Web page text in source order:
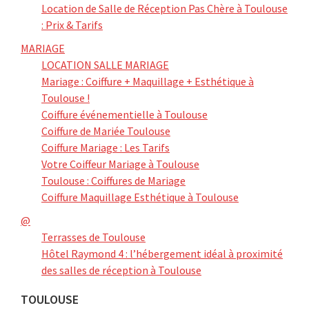
Location de Salle de Réception Pas Chère à Toulouse
: Prix & Tarifs
MARIAGE
LOCATION SALLE MARIAGE
Mariage : Coiffure + Maquillage + Esthétique à
Toulouse !
Coiffure événementielle à Toulouse
Coiffure de Mariée Toulouse
Coiffure Mariage : Les Tarifs
Votre Coiffeur Mariage à Toulouse
Toulouse : Coiffures de Mariage
Coiffure Maquillage Esthétique à Toulouse
@
Terrasses de Toulouse
Hôtel Raymond 4 : l’hébergement idéal à proximité
des salles de réception à Toulouse
TOULOUSE